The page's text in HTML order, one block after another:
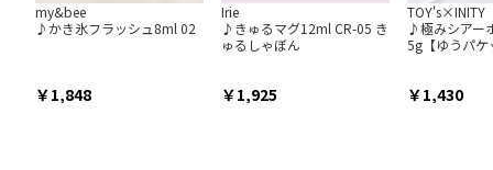
my&bee
♪かき氷フラッシュ8ml 02
1,848
Irie
♪きゅるマグ12ml CR-05 き
ゅるしゃぼん
1,925
TOY's×INITY
♪極みシアー
5g【ゆうパケ
1,430